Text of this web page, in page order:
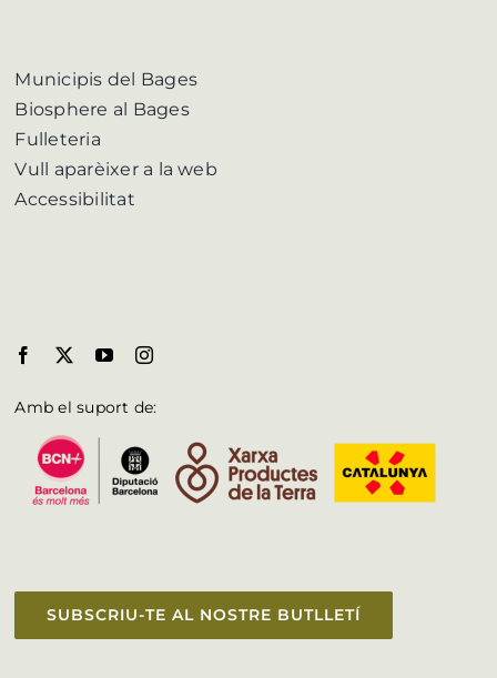
Municipis del Bages
Biosphere al Bages
Fulleteria
Vull aparèixer a la web
Accessibilitat
Amb el suport de:
SUBSCRIU-TE AL NOSTRE BUTLLETÍ